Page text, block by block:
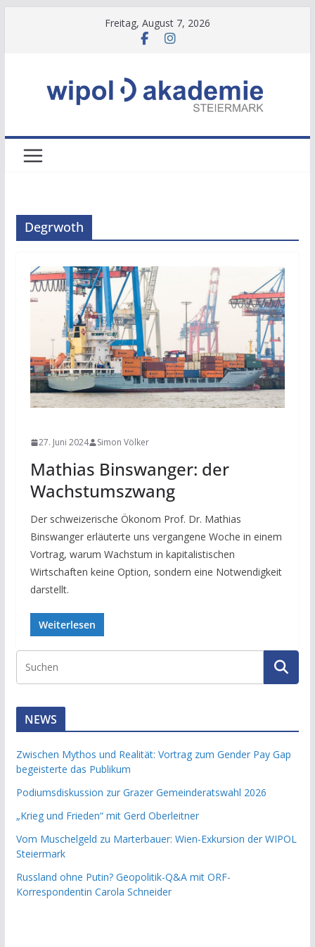
Freitag, August 7, 2026
Degrwoth
27. Juni 2024 Simon Völker
Mathias Binswanger: der
Wachstumszwang
Der schweizerische Ökonom Prof. Dr. Mathias
Binswanger erläuterte uns vergangene Woche in einem
Vortrag, warum Wachstum in kapitalistischen
Wirtschaften keine Option, sondern eine Notwendigkeit
darstellt.
Weiterlesen
NEWS
Zwischen Mythos und Realität: Vortrag zum Gender Pay Gap
begeisterte das Publikum
Podiumsdiskussion zur Grazer Gemeinderatswahl 2026
„Krieg und Frieden“ mit Gerd Oberleitner
Vom Muschelgeld zu Marterbauer: Wien-Exkursion der WIPOL
Steiermark
Russland ohne Putin? Geopolitik-Q&A mit ORF-
Korrespondentin Carola Schneider